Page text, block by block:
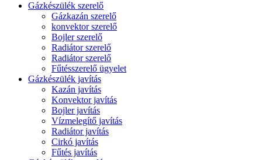
Gázkészülék szerelő
Gázkazán szerelő
konvektor szerelő
Bojler szerelő
Radiátor szerelő
Radiátor szerelő
Fűtésszerelő ügyelet
Gázkészülék javítás
Kazán javítás
Konvektor javítás
Bojler javítás
Vízmelegítő javítás
Radiátor javítás
Cirkó javítás
Fűtés javítás